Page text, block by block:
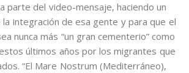
parte del video-mensaje, haciendo un
integración de esa gente y para que el
nunca más “un gran cementerio” como
últimos años por los migrantes que
“El Mare Nostrum (Mediterráneo),